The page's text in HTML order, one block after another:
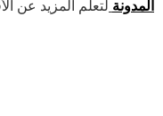
المدونة لتعلم المزيد عن